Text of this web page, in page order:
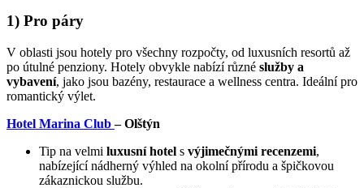
1) Pro páry
V oblasti jsou hotely pro všechny rozpočty, od luxusních resortů až
po útulné penziony. Hotely obvykle nabízí různé služby a
vybavení, jako jsou bazény, restaurace a wellness centra. Ideální pro
romantický výlet.
Hotel Marina Club– Olštýn
Tip na velmi luxusní hotel s výjimečnými recenzemi,
nabízející nádherný výhled na okolní přírodu a špičkovou
zákaznickou službu.